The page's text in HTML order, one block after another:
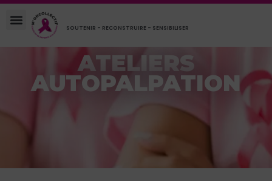
SOUTENIR - RECONSTRUIRE - SENSIBILISER
ATELIERS
AUTOPALPATION